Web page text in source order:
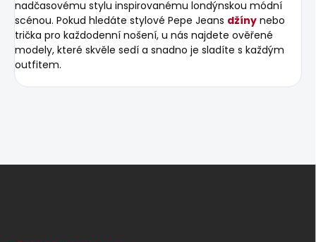
nadčasovému stylu inspirovanému londýnskou módní
scénou. Pokud hledáte stylové Pepe Jeans džíny nebo
trička pro každodenní nošení, u nás najdete ověřené
modely, které skvěle sedí a snadno je sladíte s každým
outfitem.
Z